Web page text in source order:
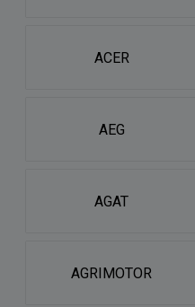
ACER
AEG
AGAT
AGRIMOTOR